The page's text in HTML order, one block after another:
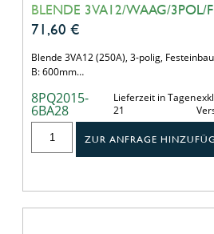
BLENDE 3VA12/WAAG/3POL/
71,60 €
Blende 3VA12 (250A), 3-polig,
B: 600mm…
8PQ2015-
6BA28
Lieferzeit in Tagen
21
ZUR ANFRAGE